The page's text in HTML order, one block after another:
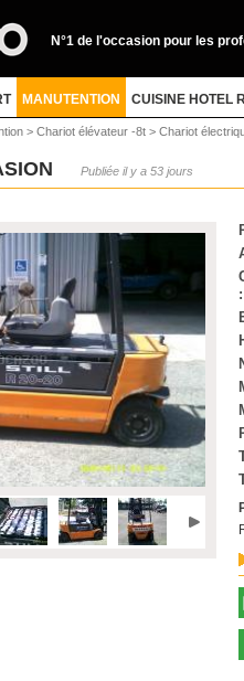
N°1 de l'occasion pour les
MANUTENTION CUISINE HOTEL
> Chariot élévateur -8t > Chariot
Publiée il y a 53 jours
: